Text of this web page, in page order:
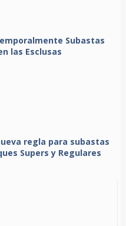
Subastas
las Esclusas
regla para subastas
Supers y Regulares